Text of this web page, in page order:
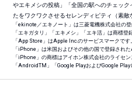
やエキメシの投稿」「全国の駅へのチェッ
たをワクワクさせるセレンディピティ（素敵
「ekinote／エキノート」は三菱電機株式会社の登
「エキガタリ」「エキメシ」「エキ活」は商標登
「App Store」はApple Inc.のサービスマークです
「iPhone」は米国およびその他の国で登録され
「iPhone」の商標はアイホン株式会社のライセ
「AndroidTM 」「Google PlayおよびGoogle Play